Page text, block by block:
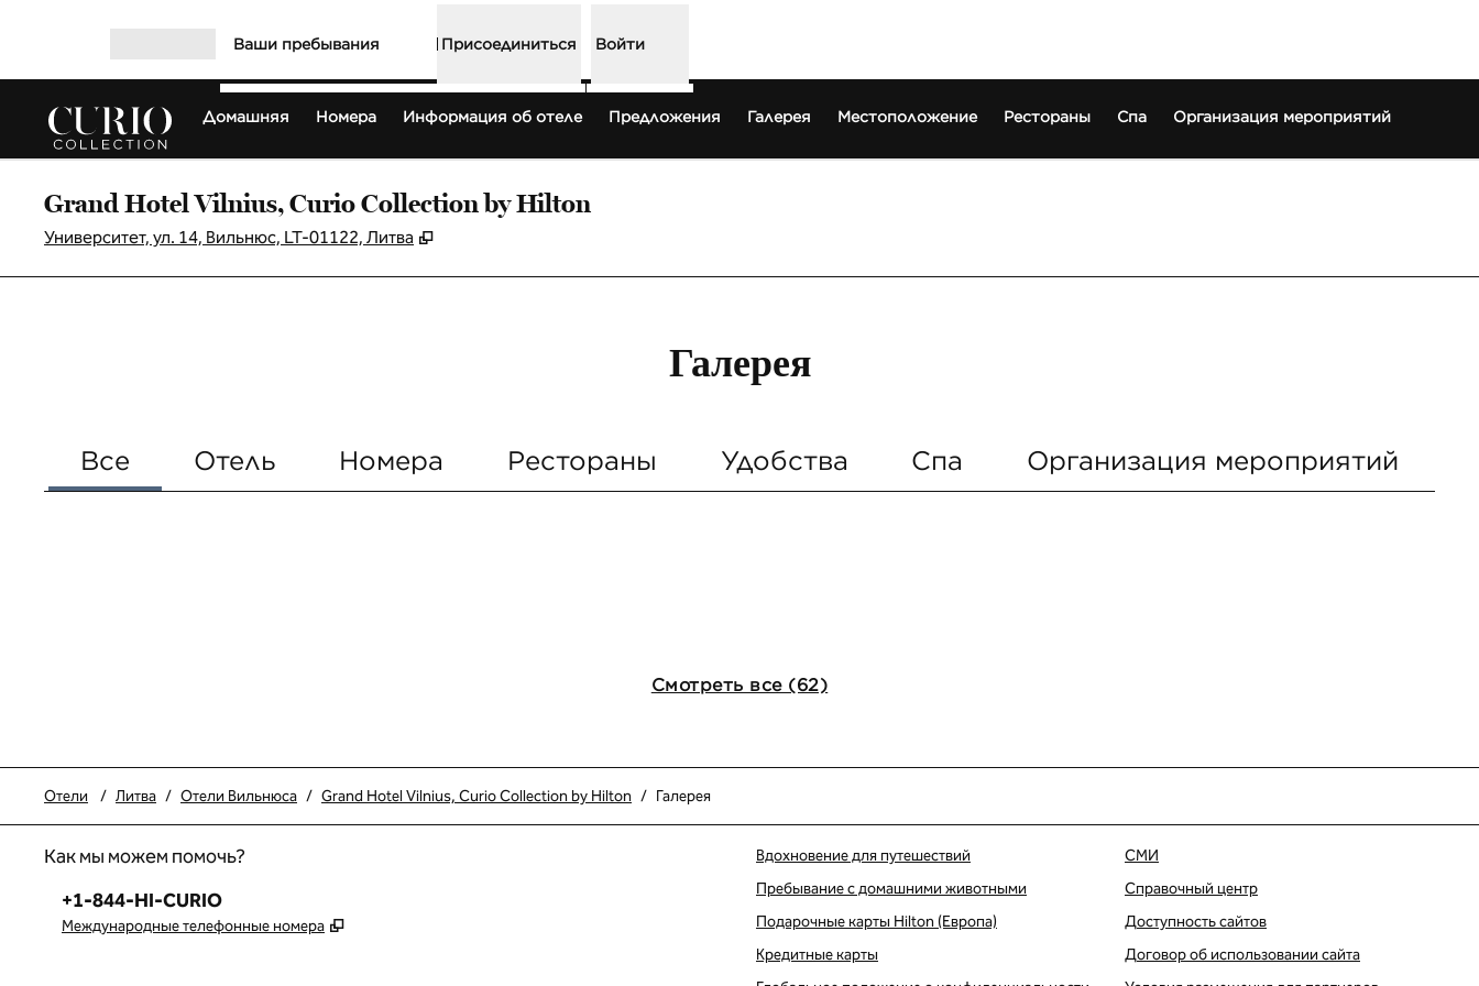
Ваши пребывания Присоединиться Войти
Домашняя Номера Информация об отеле Предложения Галерея Местоположение Рестораны Спа Организация мероприятий
Grand Hotel Vilnius, Curio Collection by Hilton
Университет, ул. 14, Вильнюс, LT-01122, Литва ,
Галерея
Все Отель Номера Рестораны Удобства Спа Организация мероприятий
Смотреть все (62)
Отели / Литва / Отели Вильнюса / Grand Hotel Vilnius, Curio Collection by Hilton / Галерея
Как мы можем помочь?
Телефон:
+1-844-HI-CURIO
Международные телефонные номера ,
Вдохновение для путешествий
Пребывание с домашними животными
Подарочные карты Hilton (Европа)
Кредитные карты
СМИ
Справочный центр
Доступность сайтов
Договор об использовании сайта